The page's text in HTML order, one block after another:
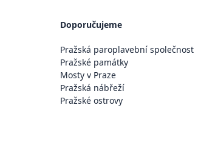
Doporučujeme
Pražská paroplavební společnost
Pražské památky
Mosty v Praze
Pražská nábřeží
Pražské ostrovy